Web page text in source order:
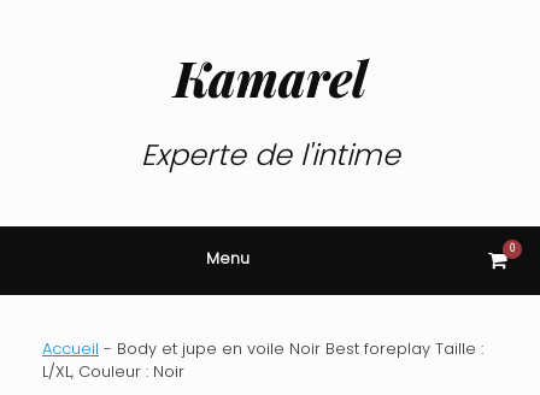
Kamarel
Experte de l'intime
Menu View
cart
0
Accueil - Body et jupe en voile Noir Best foreplay Taille :
L/XL, Couleur : Noir